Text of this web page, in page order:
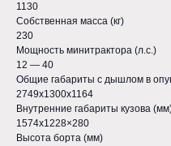
1130
Собственная масса (кг)
230
Мощность минитрактора (л.с.)
12 — 40
Общие габариты с дышлом в
2749х1300х1164
Внутренние габариты кузова
1574х1228×280
Высота борта (мм)